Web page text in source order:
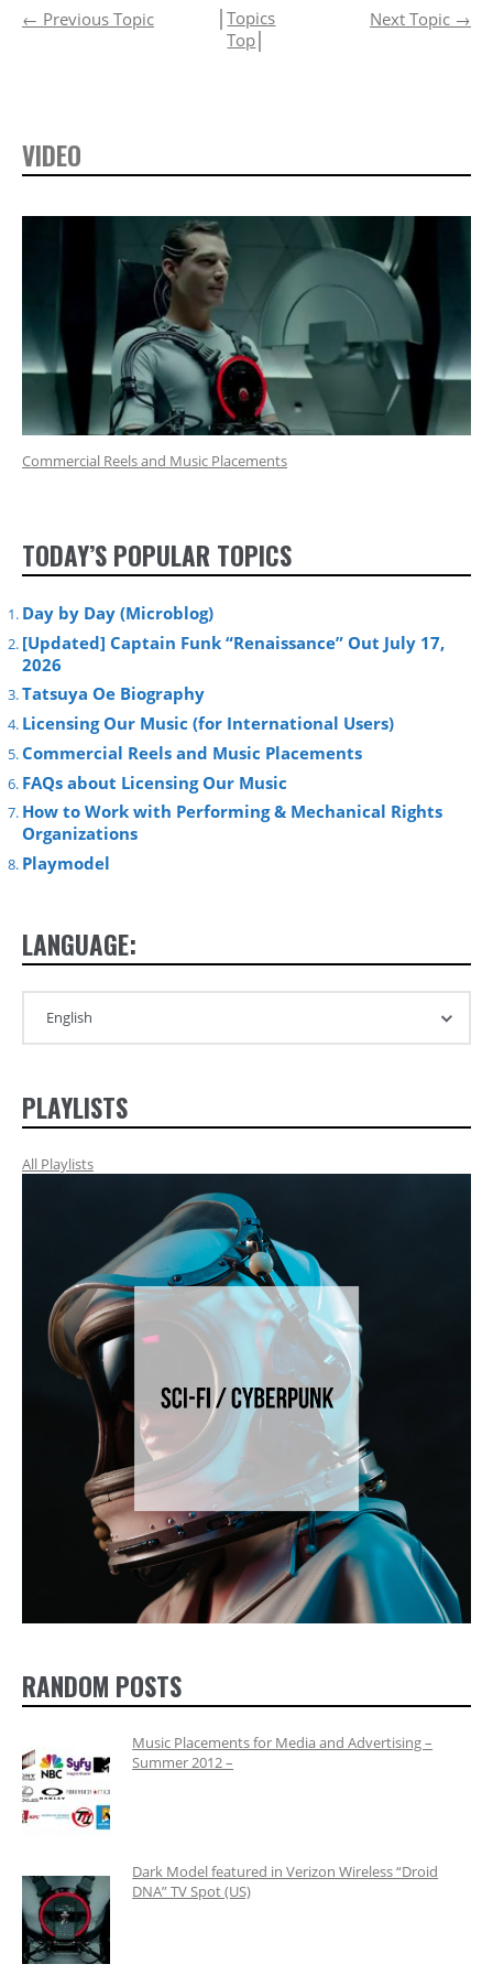
← Previous Topic │Topics
Top
Next Topic →
VIDEO
Commercial Reels and Music Placements
TODAY’S POPULAR TOPICS
Day by Day (Microblog)
[Updated] Captain Funk “Renaissance” Out July 17,
2026
Tatsuya Oe Biography
Licensing Our Music (for International Users)
Commercial Reels and Music Placements
FAQs about Licensing Our Music
How to Work with Performing & Mechanical Rights
Organizations
Playmodel
LANGUAGE:
PLAYLISTS
All Playlists
RANDOM POSTS
Music Placements for Media and Advertising –
Summer 2012 –
Dark Model featured in Verizon Wireless “Droid
DNA” TV Spot (US)